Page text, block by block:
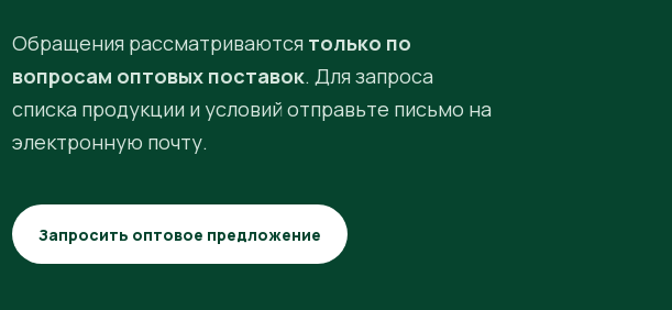
Обращения рассматриваются только по
вопросам оптовых поставок. Для запроса
списка продукции и условий отправьте письмо на
электронную почту.
Запросить оптовое предложение